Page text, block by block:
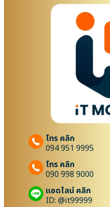
โทร คลิก
094 951 9995
โทร คลิก
090 998 9000
แอดไลน์ คลิก
ID: @it99999